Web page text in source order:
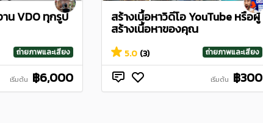
น VDO ทุกรูป
ถ่ายภาพและเสียง
เริ่มต้น ฿6,000
สร้างเนื้อหาวิดีโอ YouTube หรือผู้
สร้างเนื้อหาของคุณ
5.0 (3) ถ่ายภาพและเสียง
เริ่มต้น ฿300